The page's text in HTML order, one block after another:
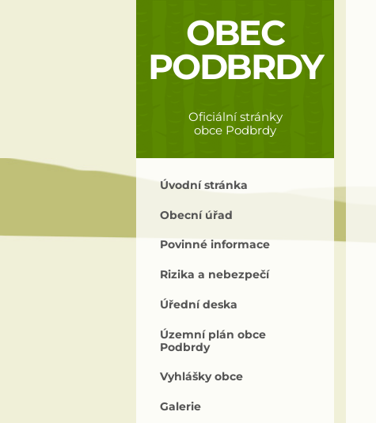
OBEC
PODBRDY
Oficiální stránky
obce Podbrdy
Úvodní stránka
Obecní úřad
Povinné informace
Rizika a nebezpečí
Úřední deska
Územní plán obce
Podbrdy
Vyhlášky obce
Galerie